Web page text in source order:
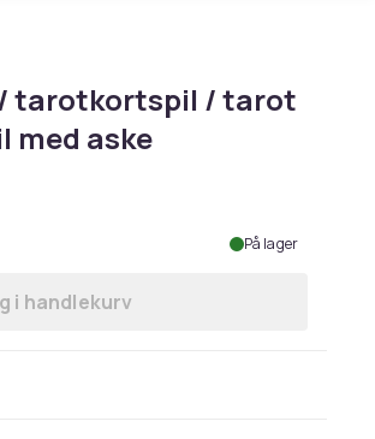
tarotkortspil / tarot
med aske
På lager
Legg Tarotkort 78 kort /
i handlekurv